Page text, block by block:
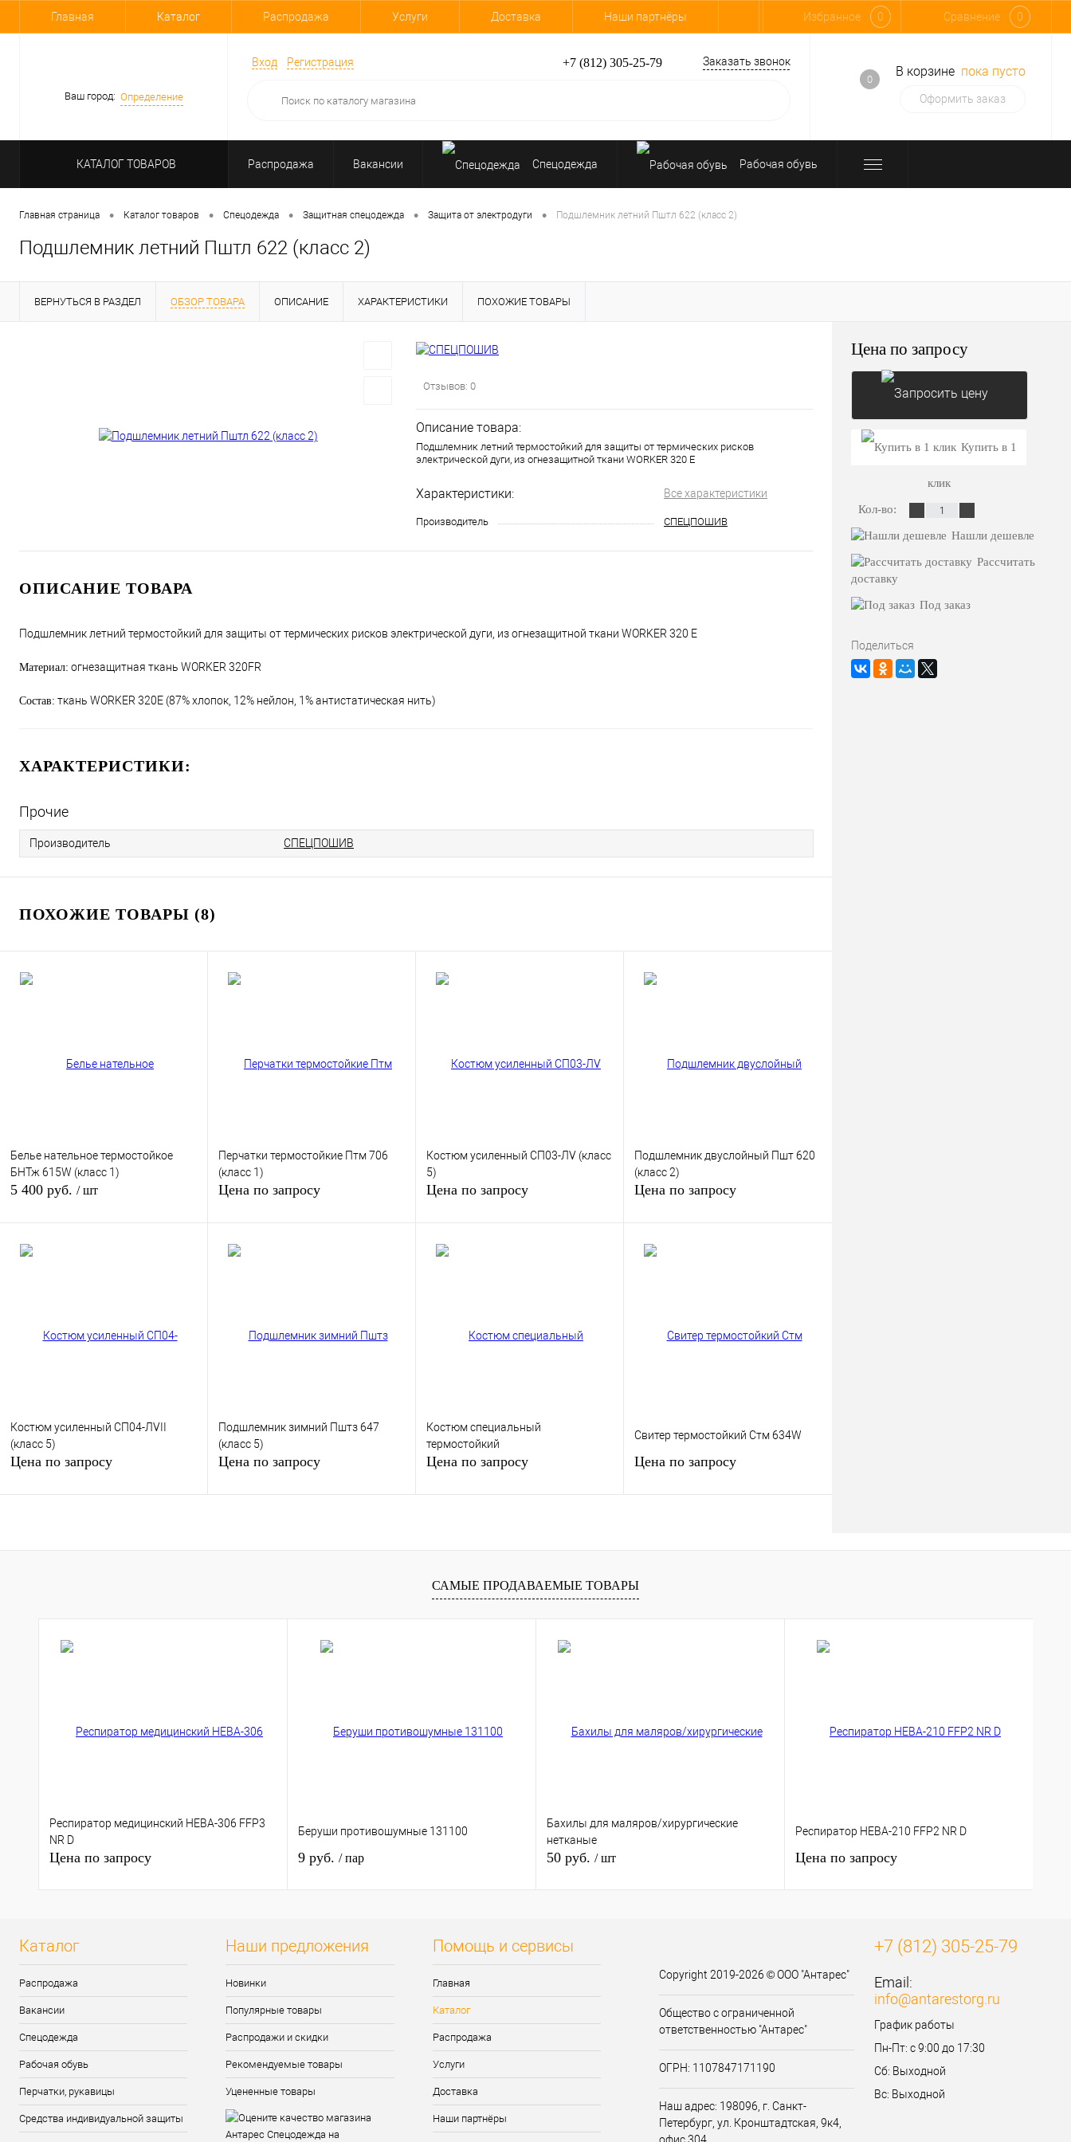
Главная Каталог Распродажа Услуги Доставка Наши партнёры Избранное 0 Сравнение 0
Ваш город: Определение
Вход Регистрация +7 (812) 305-25-79 Заказать звонок
0
В корзине пока пусто
Оформить заказ
КАТАЛОГ ТОВАРОВ Распродажа Вакансии Спецодежда Рабочая обувь
Главная страница • Каталог товаров • Спецодежда • Защитная спецодежда • Защита от электродуги • Подшлемник летний Пштл 622 (класс 2)
Подшлемник летний Пштл 622 (класс 2)
ВЕРНУТЬСЯ В РАЗДЕЛ ОБЗОР ТОВАРА ОПИСАНИЕ ХАРАКТЕРИСТИКИ ПОХОЖИЕ ТОВАРЫ
Отзывов: 0
Описание товара:
Подшлемник летний термостойкий для защиты от термических рисков
электрической дуги, из огнезащитной ткани WORKER 320 Е
Характеристики: Все характеристики
Производитель СПЕЦПОШИВ
ОПИСАНИЕ ТОВАРА
Подшлемник летний термостойкий для защиты от термических рисков электрической дуги, из огнезащитной ткани WORKER 320 Е
Материал: огнезащитная ткань WORKER 320FR
Состав: ткань WORKER 320Е (87% хлопок, 12% нейлон, 1% антистатическая нить)
ХАРАКТЕРИСТИКИ:
Прочие
Производитель СПЕЦПОШИВ
ПОХОЖИЕ ТОВАРЫ (8)
Белье нательное термостойкое
БНТж 615W (класс 1)
5 400 руб. / шт
Перчатки термостойкие Птм 706
(класс 1)
Цена по запросу
Костюм усиленный СП03-ЛV (класс
5)
Цена по запросу
Подшлемник двуслойный Пшт 620
(класс 2)
Цена по запросу
Костюм усиленный CП04-ЛVII
(класс 5)
Цена по запросу
Подшлемник зимний Пштз 647
(класс 5)
Цена по запросу
Костюм специальный
термостойкий
Цена по запросу
В избранное Под заказ
Свитер термостойкий Стм 634W
Цена по запросу
Цена по запросу
Запросить ценуКупить в 1
клик
Кол-во:
Нашли дешевле
Рассчитать
доставку
Под заказ
Поделиться
САМЫЕ ПРОДАВАЕМЫЕ ТОВАРЫ
Респиратор медицинский НЕВА-306 FFP3
NR D
Цена по запросу
Беруши противошумные 131100
9 руб. / пар
Бахилы для маляров/хирургические
нетканые
50 руб. / шт
Респиратор НЕВА-210 FFP2 NR D
Цена по запросу
Каталог
Распродажа
Вакансии
Спецодежда
Рабочая обувь
Перчатки, рукавицы
Средства индивидуальной защиты
Наши предложения
Новинки
Популярные товары
Распродажи и скидки
Рекомендуемые товары
Уцененные товары
Помощь и сервисы
Главная
Каталог
Распродажа
Услуги
Доставка
Наши партнёры
Copyright 2019-2026 © ООО "Антарес"
Общество с ограниченной
ответственностью "Антарес"
ОГРН: 1107847171190
Наш адрес: 198096, г. Санкт-
Петербург, ул. Кронштадтская, 9к4,
+7 (812) 305-25-79
Email:
info@antarestorg.ru
График работы
Пн-Пт: с 9:00 до 17:30
Сб: Выходной
Вс: Выходной